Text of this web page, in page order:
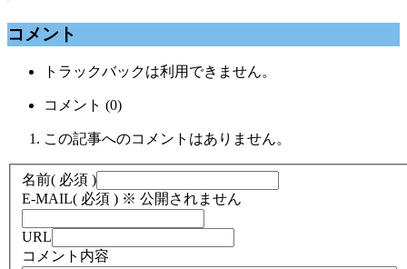
コメント
トラックバックは利用できません。
コメント (0)
この記事へのコメントはありません。
名前( 必須 )
E-MAIL( 必須 ) ※ 公開されません
URL
コメント内容